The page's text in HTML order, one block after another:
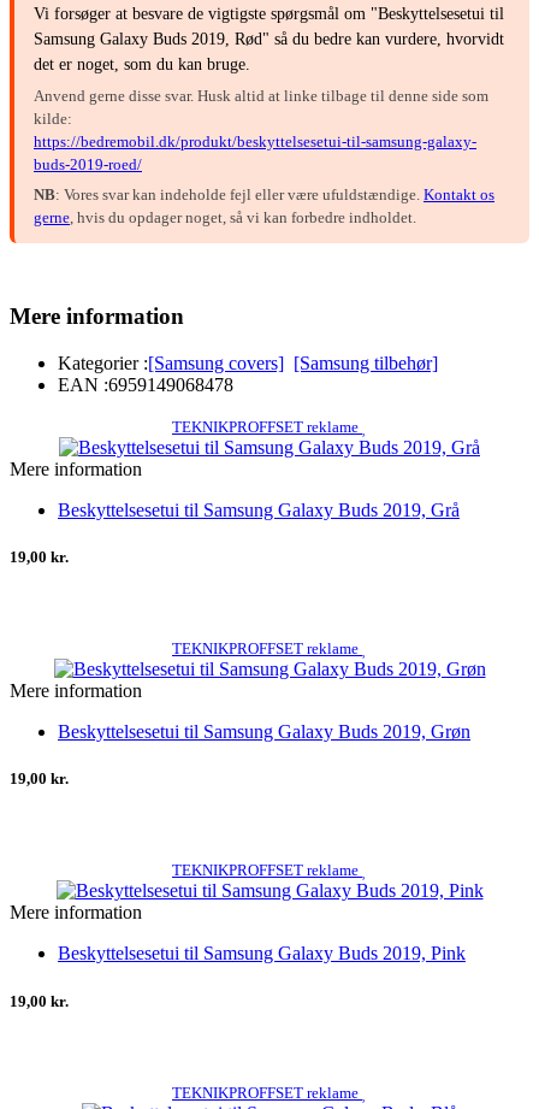
Vi forsøger at besvare de vigtigste spørgsmål om "Beskyttelsesetui til
Samsung Galaxy Buds 2019, Rød" så du bedre kan vurdere, hvorvidt
det er noget, som du kan bruge.
Anvend gerne disse svar. Husk altid at linke tilbage til denne side som
kilde:
https://bedremobil.dk/produkt/beskyttelsesetui-til-samsung-galaxy-
buds-2019-roed/
NB: Vores svar kan indeholde fejl eller være ufuldstændige. Kontakt os
gerne, hvis du opdager noget, så vi kan forbedre indholdet.
Mere information
Kategorier :[Samsung covers] [Samsung tilbehør]
EAN :6959149068478
TEKNIKPROFFSET reklame
Mere information
Beskyttelsesetui til Samsung Galaxy Buds 2019, Grå
19,00 kr.
TEKNIKPROFFSET reklame
Mere information
Beskyttelsesetui til Samsung Galaxy Buds 2019, Grøn
19,00 kr.
TEKNIKPROFFSET reklame
Mere information
Beskyttelsesetui til Samsung Galaxy Buds 2019, Pink
19,00 kr.
TEKNIKPROFFSET reklame